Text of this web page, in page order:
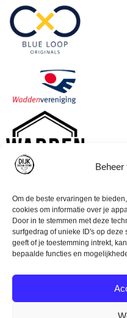
Beheer
Om de beste ervaringen te
cookies om informatie over je
Door in te stemmen met deze
surfgedrag of unieke ID's op deze
geeft of je toestemming intrekt,
bepaalde functies en